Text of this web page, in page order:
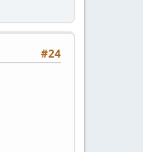
#24